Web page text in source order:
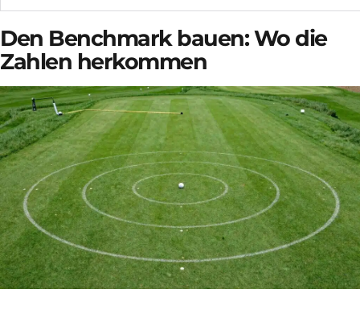
Den Benchmark bauen: Wo die
Zahlen herkommen